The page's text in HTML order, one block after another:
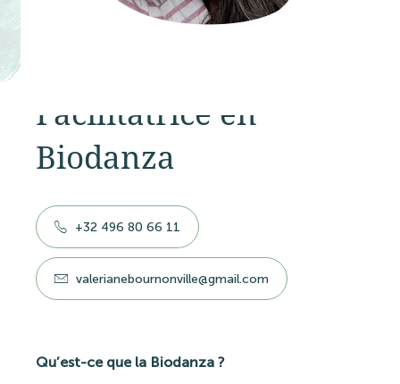
Facilitatrice en
Biodanza
+32 496 80 66 11
valerianebournonville@gmail.com
Qu’est-ce que la Biodanza ?